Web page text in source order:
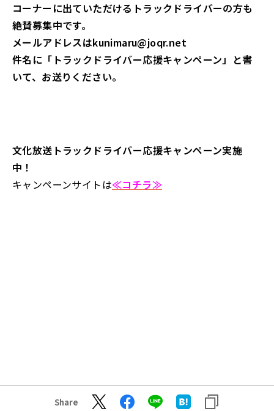
コーナーに出ていただけるトラックドライバーの方も
絶賛募集中です。
メールアドレスはkunimaru@joqr.net
件名に「トラックドライバー応援キャンペーン」と書
いて、お送りください。
文化放送トラックドライバー応援キャンペーン実施
中！
キャンペーンサイトは≪コチラ≫
Share